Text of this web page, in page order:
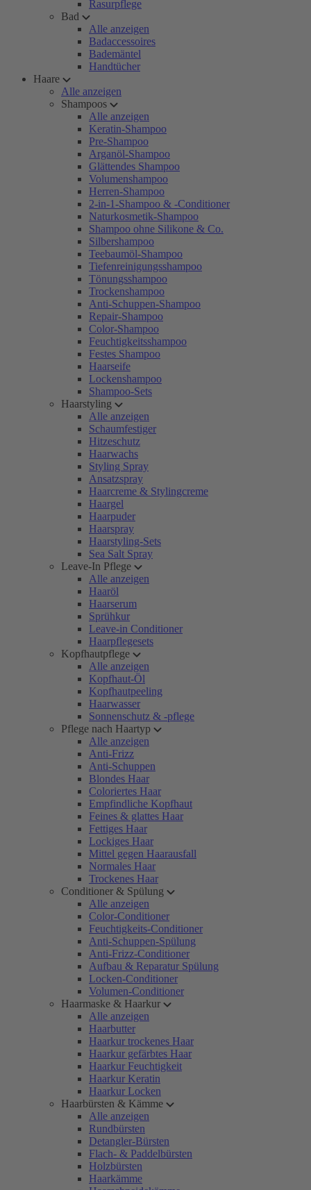
Rasurpflege
Bad
Alle anzeigen
Badaccessoires
Bademäntel
Handtücher
Haare
Alle anzeigen
Shampoos
Alle anzeigen
Keratin-Shampoo
Pre-Shampoo
Arganöl-Shampoo
Glättendes Shampoo
Volumenshampoo
Herren-Shampoo
2-in-1-Shampoo & -Conditioner
Naturkosmetik-Shampoo
Shampoo ohne Silikone & Co.
Silbershampoo
Teebaumöl-Shampoo
Tiefenreinigungsshampoo
Tönungsshampoo
Trockenshampoo
Anti-Schuppen-Shampoo
Repair-Shampoo
Color-Shampoo
Feuchtigkeitsshampoo
Festes Shampoo
Haarseife
Lockenshampoo
Shampoo-Sets
Haarstyling
Alle anzeigen
Schaumfestiger
Hitzeschutz
Haarwachs
Styling Spray
Ansatzspray
Haarcreme & Stylingcreme
Haargel
Haarpuder
Haarspray
Haarstyling-Sets
Sea Salt Spray
Leave-In Pflege
Alle anzeigen
Haaröl
Haarserum
Sprühkur
Leave-in Conditioner
Haarpflegesets
Kopfhautpflege
Alle anzeigen
Kopfhaut-Öl
Kopfhautpeeling
Haarwasser
Sonnenschutz & -pflege
Pflege nach Haartyp
Alle anzeigen
Anti-Frizz
Anti-Schuppen
Blondes Haar
Coloriertes Haar
Empfindliche Kopfhaut
Feines & glattes Haar
Fettiges Haar
Lockiges Haar
Mittel gegen Haarausfall
Normales Haar
Trockenes Haar
Conditioner & Spülung
Alle anzeigen
Color-Conditioner
Feuchtigkeits-Conditioner
Anti-Schuppen-Spülung
Anti-Frizz-Conditioner
Aufbau & Reparatur Spülung
Locken-Conditioner
Volumen-Conditioner
Haarmaske & Haarkur
Alle anzeigen
Haarbutter
Haarkur trockenes Haar
Haarkur gefärbtes Haar
Haarkur Feuchtigkeit
Haarkur Keratin
Haarkur Locken
Haarbürsten & Kämme
Alle anzeigen
Rundbürsten
Detangler-Bürsten
Flach- & Paddelbürsten
Holzbürsten
Haarkämme